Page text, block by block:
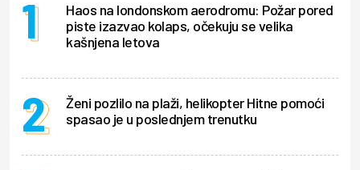
Haos na londonskom aerodromu: Požar pored
piste izazvao kolaps, očekuju se velika
kašnjena letova
Ženi pozlilo na plaži, helikopter Hitne pomoći
spasao je u poslednjem trenutku